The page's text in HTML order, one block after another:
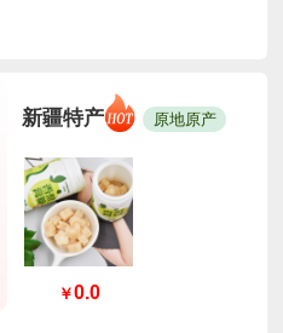
新疆特产 原地原产
￥0.0